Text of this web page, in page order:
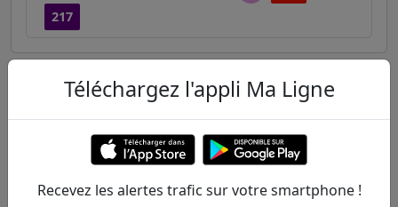
217
Autres lignes
1 2
Téléchargez l'appli Ma Ligne
Recevez les alertes trafic sur votre smartphone !